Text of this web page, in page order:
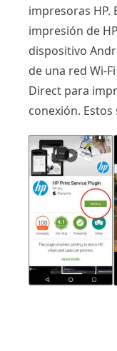
impresoras HP.
impresión de
dispositivo
de una red Wi-
Direct para
conexión.